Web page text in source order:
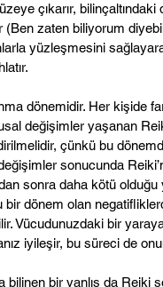
çıkarır, bilinçaltındaki
(Ben zaten biliyorum
yüzleşmesini
dönemidir. Her kişide
değişimler yaşanan
çünkü bu
sonucunda
sonra daha kötü
bir dönem olan
Vücudunuzdaki bir
iyileşir, bu süreci de
bilinen bir yanlış da Reiki